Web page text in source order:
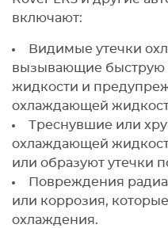
включают:
Видимые утечки
вызывающие
жидкости и
охлаждающей
Треснувшие или
охлаждающей
или образуют утечки
Повреждения
или коррозия,
охлаждения.